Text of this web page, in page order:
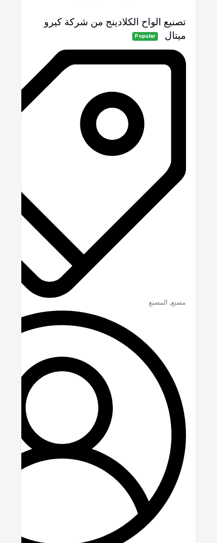
تصنيع الواح الكلادينج من شركة كيرو
ميتال
Popular
مصنع, المصنع